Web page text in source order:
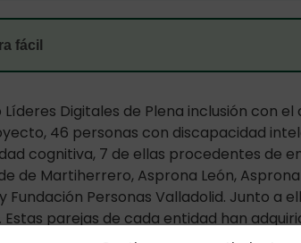
fácil
Digitales de Plena inclusión con
46 personas con discapacidad
cognitiva, 7 de ellas procedentes de
de Martiherrero, Asprona León,
Fundación Personas Valladolid. Junto a
Estas parejas de cada entidad han